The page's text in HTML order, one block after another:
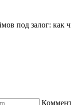
под залог: как